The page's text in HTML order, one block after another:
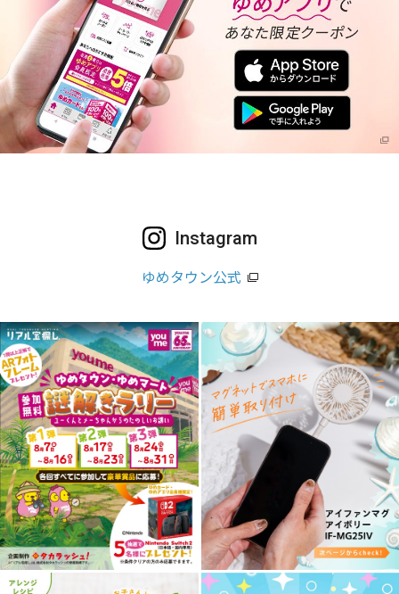
Instagram
ゆめタウン公式